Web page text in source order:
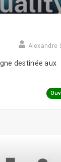
Alexandre
destinée aux